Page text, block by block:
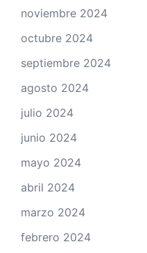
noviembre 2024
octubre 2024
septiembre 2024
agosto 2024
julio 2024
junio 2024
mayo 2024
abril 2024
marzo 2024
febrero 2024